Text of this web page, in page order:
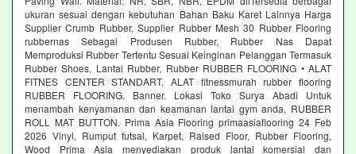
ukuran sesuai dengan kebutuhan Bahan Baku Karet Lainnya Harga
Supplier Crumb Rubber, Supplier Rubber Mesh 30 Rubber Flooring
rubbernas Sebagai Produsen Rubber, Rubber Nas Dapat
Memproduksi Rubber Tertentu Sesuai Keinginan Pelanggan Termasuk
Rubber Shoes, Lantai Rubber, Rubber RUBBER FLOORING • ALAT
FITNES CENTER STANDART, ALAT fitnessmurah rubber flooring
RUBBER FLOORING. Banner. Lokasi Toko Surya Abadi Untuk
menambah kenyamanan dan keamanan lantai gym anda, RUBBER
ROLL MAT BUTTON. Prima Asia Flooring primaasiaflooring 24 Feb
2026 Vinyl, Rumput futsal, Karpet, Raised Floor, Rubber Flooring,
Wood Prima Asia menyediakan produk lantai komersial dan